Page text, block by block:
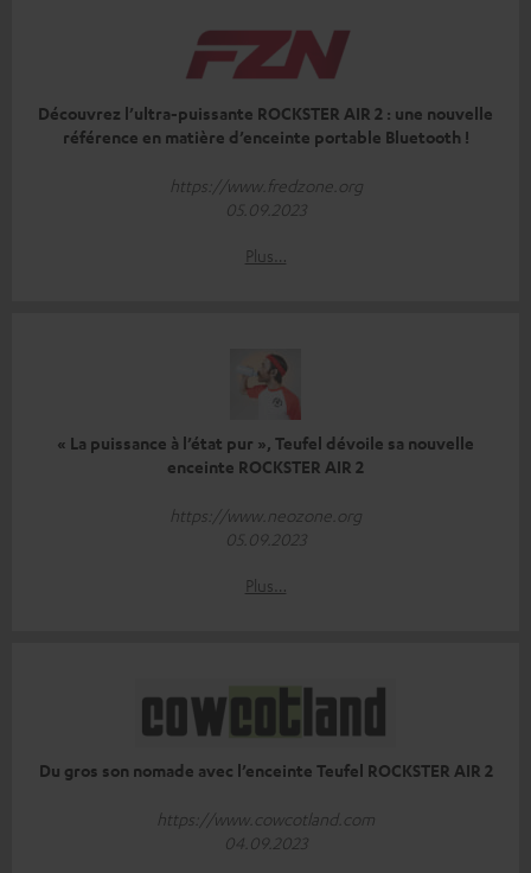
Découvrez l’ultra-puissante ROCKSTER AIR 2 : une nouvelle
référence en matière d’enceinte portable Bluetooth !
https://www.fredzone.org
05.09.2023
Plus…
« La puissance à l’état pur », Teufel dévoile sa nouvelle
enceinte ROCKSTER AIR 2
https://www.neozone.org
05.09.2023
Plus…
Du gros son nomade avec l’enceinte Teufel ROCKSTER AIR 2
https://www.cowcotland.com
04.09.2023